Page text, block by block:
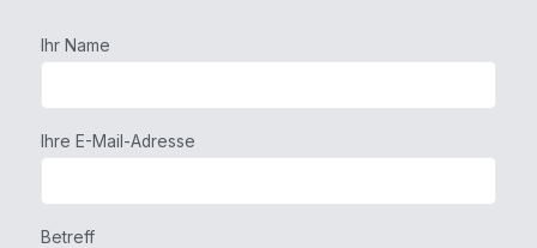
Ihr Name
Ihre E-Mail-Adresse
Betreff